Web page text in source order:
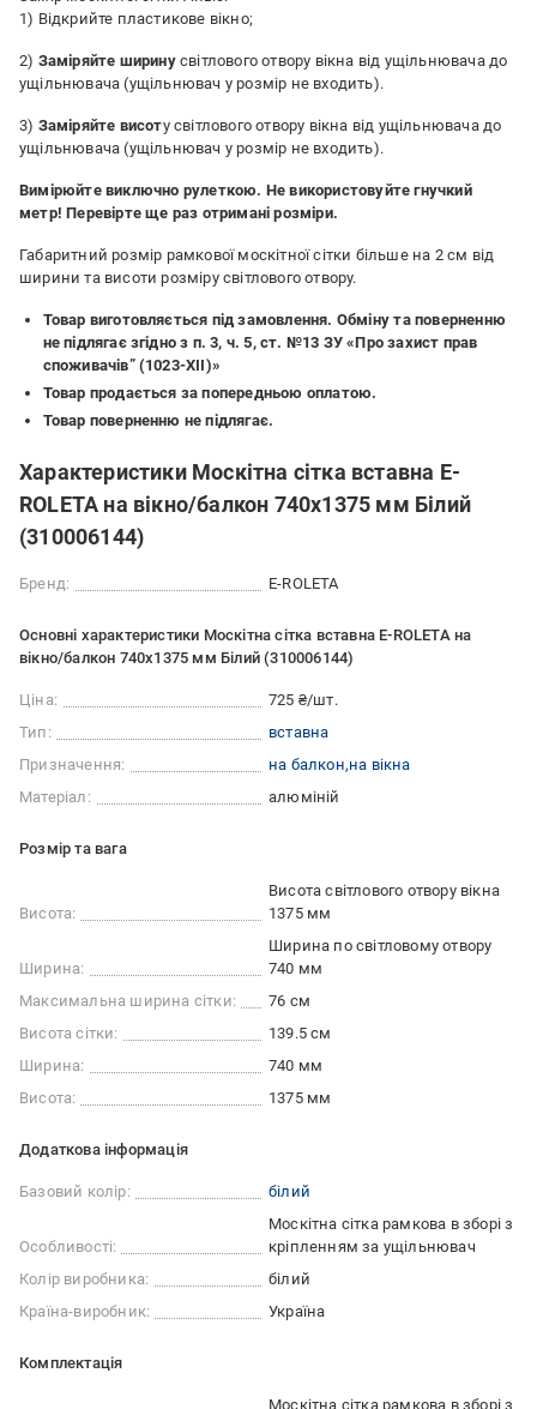
1) Відкрийте пластикове вікно;
2) Заміряйте ширинусвітлового отвору вікна від ущільнювача до
ущільнювача (ущільнювач у розмір не входить).
3) Заміряйте висоту світлового отвору вікна від ущільнювача до
ущільнювача (ущільнювач у розмір не входить).
Вимірюйте виключно рулеткою. Не використовуйте гнучкий
метр! Перевірте ще раз отримані розміри.
Габаритний розмір рамкової москітної сітки більше на 2 см від
ширини та висоти розміру світлового отвору.
Товар виготовляється під замовлення. Обміну та поверненню
не підлягає згідно з п. 3, ч. 5, ст. №13 ЗУ «Про захист прав
споживачів” (1023-XII)»
Товар продається за попередньою оплатою.
Товар поверненню не підлягає.
Характеристики Москітна сітка вставна E-
ROLETA на вікно/балкон 740х1375 мм Білий
(310006144)
Бренд: E-ROLETA
Основні характеристики Москітна сітка вставна E-ROLETA на
вікно/балкон 740х1375 мм Білий (310006144)
Ціна:
725 ₴/шт.
Тип:
вставна
Призначення:
на балкон на вікна
Матеріал:
алюміній
Розмір та вага
Висота:
Висота світлового отвору вікна
1375 мм
Ширина:
Ширина по світловому отвору
740 мм
Максимальна ширина сітки:
76 см
Висота сітки:
139.5 см
Ширина:
740 мм
Висота:
1375 мм
Додаткова інформація
Базовий колір: білий
Особливості:
Москітна сітка рамкова в зборі з
кріпленням за ущільнювач
Колір виробника:
білий
Країна-виробник:
Україна
Комплектація
Москітна сітка рамкова в зборі з